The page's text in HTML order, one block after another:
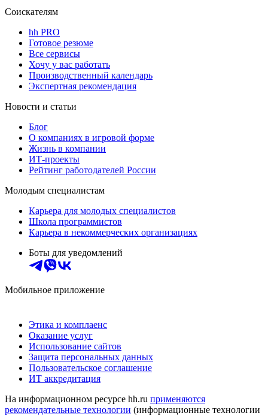
Соискателям
hh PRO
Готовое резюме
Все сервисы
Хочу у вас работать
Производственный календарь
Экспертная рекомендация
Новости и статьи
Блог
О компаниях в игровой форме
Жизнь в компании
ИТ-проекты
Рейтинг работодателей России
Молодым специалистам
Карьера для молодых специалистов
Школа программистов
Карьера в некоммерческих организациях
Боты для уведомлений
Мобильное приложение
Этика и комплаенс
Оказание услуг
Использование сайтов
Защита персональных данных
Пользовательское соглашение
ИТ аккредитация
На информационном ресурсе hh.ru применяются
рекомендательные технологии (информационные технологии